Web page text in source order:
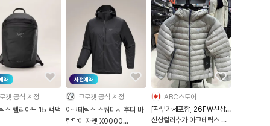
약
켓 공식 계정
스 헬리아드 15 백팩
사전예약
크로켓 공식 계정
아크테릭스 스쿼미시 후디 바
람막이 자켓 X0000
ABC스토어
[관부가세포함, 26FW신상컬
러추가]
신상컬러추가 아크테릭스 세